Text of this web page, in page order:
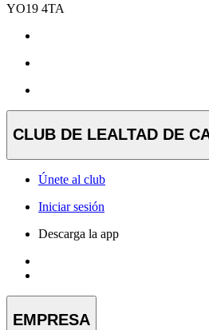
YO19 4TA
CLUB DE LEALTAD DE
Únete al club
Iniciar sesión
Descarga la app
EMPRESA